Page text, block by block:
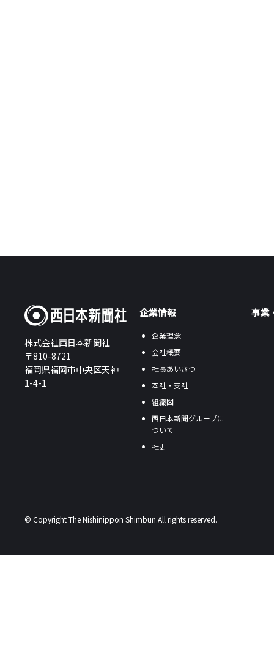
株式会社西日本新聞社
〒810-8721
福岡県福岡市中央区天神
1-4-1
企業情報
企業理念
会社概要
社長あいさつ
本社・支社
組織図
西日本新聞グループに
ついて
社史
事業
© Copyright The Nishinippon Shimbun.All rights reserved.